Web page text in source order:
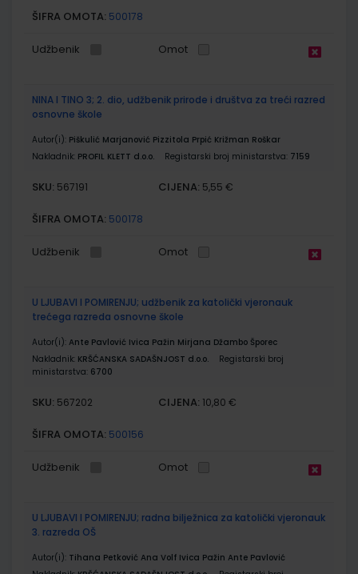
ŠIFRA OMOTA: 500178
Udžbenik Omot
NINA I TINO 3; 2. dio, udžbenik prirode i društva za treći razred
osnovne škole
Autor(i): Piškulić Marjanović Pizzitola Prpić Križman Roškar
Nakladnik: PROFIL KLETT d.o.o. Registarski broj ministarstva: 7159
SKU: 567191 CIJENA: 5,55 €
ŠIFRA OMOTA: 500178
Udžbenik Omot
U LJUBAVI I POMIRENJU; udžbenik za katolički vjeronauk
trećega razreda osnovne škole
Autor(i): Ante Pavlović Ivica Pažin Mirjana Džambo Šporec
Nakladnik: KRŠĆANSKA SADAŠNJOST d.o.o.
Registarski broj
ministarstva: 6700
SKU: 567202 CIJENA: 10,80 €
ŠIFRA OMOTA: 500156
Udžbenik Omot
U LJUBAVI I POMIRENJU; radna bilježnica za katolički vjeronauk
3. razreda OŠ
Autor(i): Tihana Petković Ana Volf Ivica Pažin Ante Pavlović